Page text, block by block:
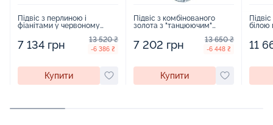
Підвіс з перлиною і
фіанітами у червоному
7 134 грн 13 520 ₴
-6 386 ₴
Купити
Підвіс з комбінованого
золота з "танцюючим"
7 202 грн 13 650 ₴
-6 448 ₴
Купити
білою
11